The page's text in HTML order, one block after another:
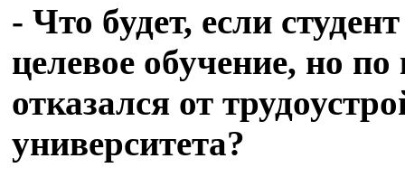
- Что будет, если
целевое обучение, но
отказался от
университета?